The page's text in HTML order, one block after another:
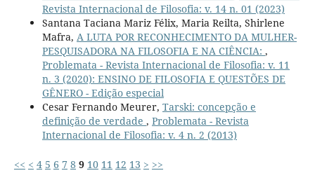
Revista Internacional de Filosofia: v. 14 n. 01 (2023)
Santana Taciana Mariz Félix, Maria Reilta, Shirlene
Mafra, A LUTA POR RECONHECIMENTO DA MULHER-
PESQUISADORA NA FILOSOFIA E NA CIÊNCIA: ,
Problemata - Revista Internacional de Filosofia: v. 11
n. 3 (2020): ENSINO DE FILOSOFIA E QUESTÕES DE
GÊNERO - Edição especial
Cesar Fernando Meurer, Tarski: concepção e
definição de verdade , Problemata - Revista
Internacional de Filosofia: v. 4 n. 2 (2013)
<< < 4 5 6 7 8 9 10 11 12 13 > >>